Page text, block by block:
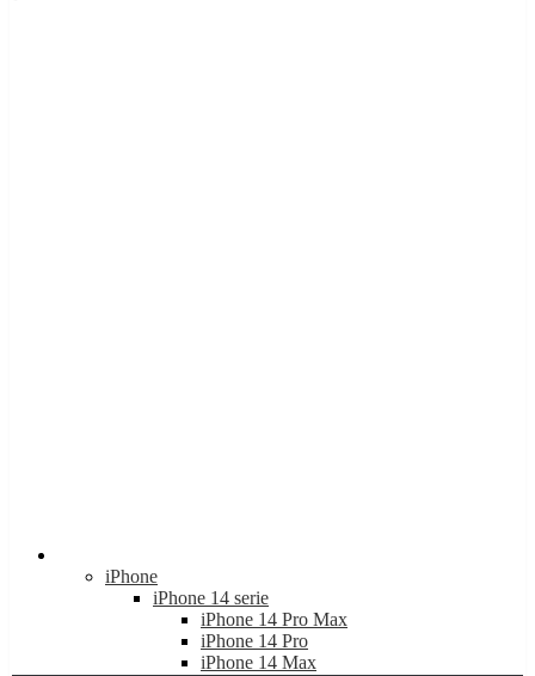
iPhone
iPhone 14 serie
iPhone 14 Pro Max
iPhone 14 Pro
iPhone 14 Max